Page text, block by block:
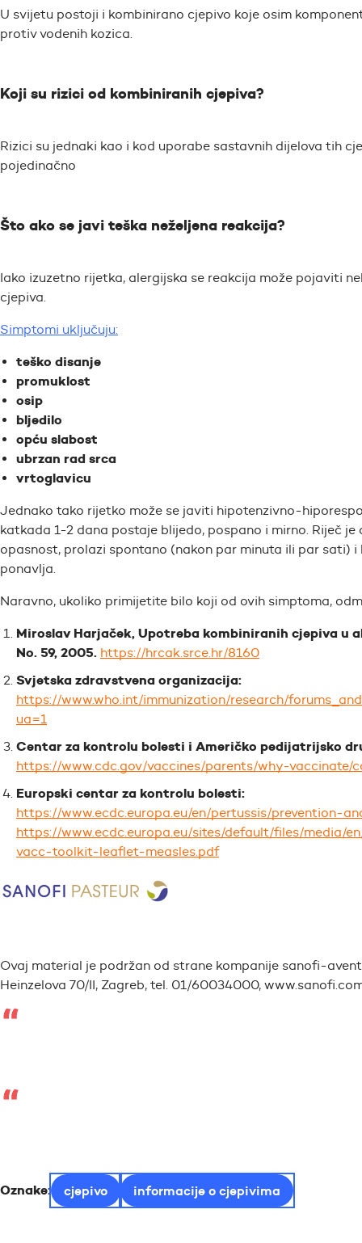
U svijetu postoji i kombinirano cjepivo koje osim
protiv vodenih kozica.
Koji su rizici od kombiniranih cjepiva?
Rizici su jednaki kao i kod uporabe sastavnih dijelova tih
pojedinačno
Što ako se javi teška neželjena reakcija?
Iako izuzetno rijetka, alergijska se reakcija može pojaviti
cjepiva.
Simptomi uključuju:
teško disanje
promuklost
osip
bljedilo
opću slabost
ubrzan rad srca
vrtoglavicu
Jednako tako rijetko može se javiti hipotenzivno-
katkada 1-2 dana postaje blijedo, pospano i mirno. Riječ
opasnost, prolazi spontano (nakon par minuta ili par sati)
ponavlja.
Naravno, ukoliko primijetite bilo koji od ovih simptoma,
Miroslav Harjaček, Upotreba kombiniranih cjepiva u
No. 59, 2005. https://hrcak.srce.hr/8160
Svjetska zdravstvena organizacija:
https://www.who.int/immunization/research/
ua=1
Centar za kontrolu bolesti i Američko pedijatrijsko
https://www.cdc.gov/vaccines/parents/why-vaccinate/
Europski centar za kontrolu bolesti:
https://www.ecdc.europa.eu/en/pertussis/prevention-
https://www.ecdc.europa.eu/sites/default/files/media/
vacc-toolkit-leaflet-measles.pdf
Ovaj material je podržan od strane kompanije sanofi-
Heinzelova 70/II, Zagreb, tel. 01/60034000,
Oznake: cjepivo informacije o cjepivima